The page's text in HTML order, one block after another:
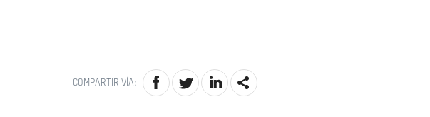
COMPARTIR VÍA: